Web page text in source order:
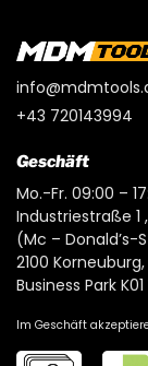
+43 720143994
Geschäft
Mo.-Fr. 09:00 –
Industriestraße 1 ,
(Mc – Donald’s-
2100
Business Park
Im Geschäft